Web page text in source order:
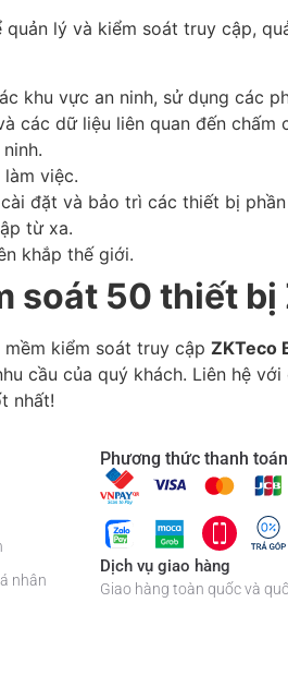
lý và kiểm soát truy cập,
khu vực an ninh, sử dụng các
các dữ liệu liên quan đến chấm
việc.
đặt và bảo trì các thiết bị
từ xa.
khắp thế giới.
soát 50 thiết bị
kiểm soát truy cập ZKTeco
cầu của quý khách. Liên hệ
nhất!
nhân
Phương thức thanh toán
Dịch vụ giao hàng
Giao hàng toàn quốc và